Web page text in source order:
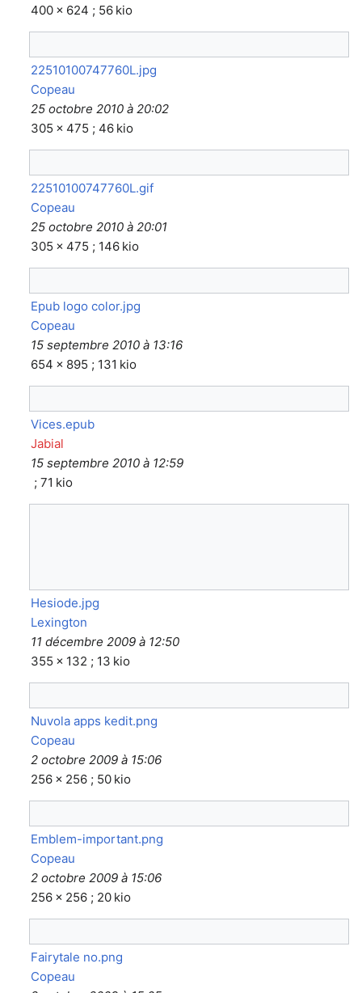
400 × 624 ; 56 kio
22510100747760L.jpg
Copeau
25 octobre 2010 à 20:02
305 × 475 ; 46 kio
22510100747760L.gif
Copeau
25 octobre 2010 à 20:01
305 × 475 ; 146 kio
Epub logo color.jpg
Copeau
15 septembre 2010 à 13:16
654 × 895 ; 131 kio
Vices.epub
Jabial
15 septembre 2010 à 12:59
; 71 kio
Hesiode.jpg
Lexington
11 décembre 2009 à 12:50
355 × 132 ; 13 kio
Nuvola apps kedit.png
Copeau
2 octobre 2009 à 15:06
256 × 256 ; 50 kio
Emblem-important.png
Copeau
2 octobre 2009 à 15:06
256 × 256 ; 20 kio
Fairytale no.png
Copeau